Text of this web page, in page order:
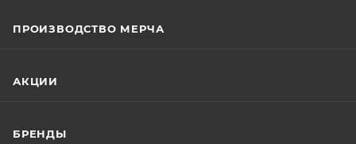
ПРОИЗВОДСТВО МЕРЧА
АКЦИИ
БРЕНДЫ